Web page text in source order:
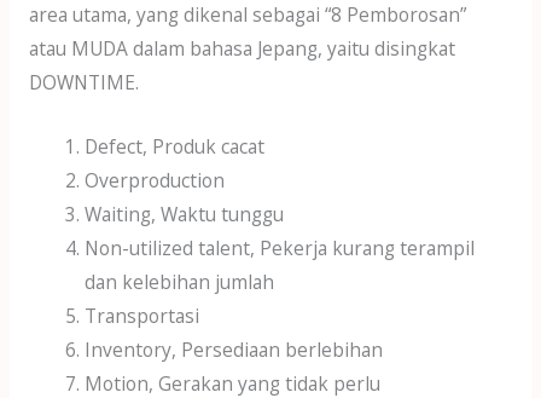
area utama, yang dikenal sebagai “8 Pemborosan”
atau MUDA dalam bahasa Jepang, yaitu disingkat
DOWNTIME.
Defect, Produk cacat
Overproduction
Waiting, Waktu tunggu
Non-utilized talent, Pekerja kurang terampil
dan kelebihan jumlah
Transportasi
Inventory, Persediaan berlebihan
Motion, Gerakan yang tidak perlu